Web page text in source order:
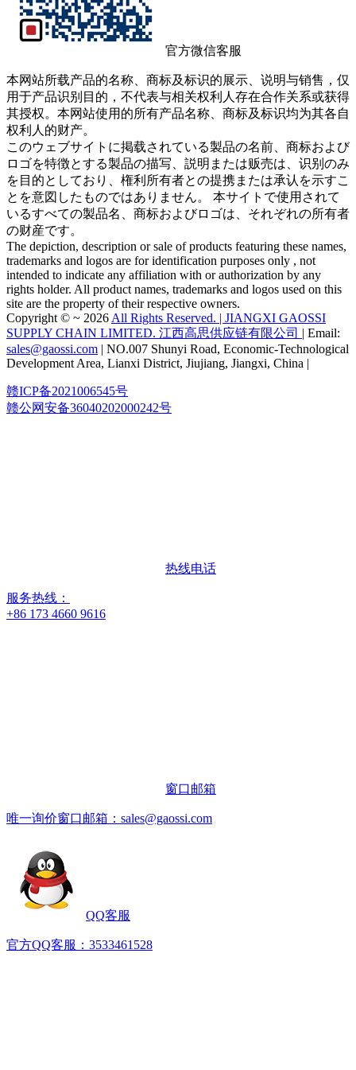
官方微信客服
本网站所载产品的名称、商标及标识的展示、说明与销售，仅
用于产品识别目的，不代表与相关权利人存在合作关系或获得
其授权。本网站使用的所有产品名称、商标及标识均为其各自
权利人的财产。
このウェブサイトに掲载されている製品の名前、商标および
ロゴを特徴とする製品の描写、説明または贩売は、识别のみ
を目的としており、権利所有者との提携または承认を示すこ
とを意図したものではありません。 本サイトで使用されて
いるすべての製品名、商标およびロゴは、それぞれの所有者
の财産です。
The depiction, description or sale of products featuring these names,
trademarks and logos are for identification purposes only , not
intended to indicate any affiliation with or authorization by any
rights holder. All product names, trademarks and logos used on this
site are the property of their respective owners.
Copyright © ~ 2026 All Rights Reserved. | JIANGXI GAOSSI
SUPPLY CHAIN LIMITED. 江西高思供应链有限公司 | Email:
sales@gaossi.com | NO.007 Shunyi Road, Economic-Technological
Development Area, Lianxi District, Jiujiang, Jiangxi, China |
赣ICP备2021006545号
赣公网安备36040202000242号
热线电话
服务热线：
+86 173 4660 9616
窗口邮箱
唯一询价窗口邮箱：sales@gaossi.com
QQ客服
官方QQ客服：3533461528